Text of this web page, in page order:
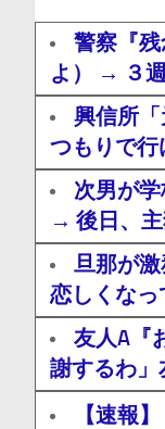
警察『
よ） → ３
興信所
つもりで行
次男が
→ 後日、
旦那が
恋しくなっ
友人A『
謝するわ」
【速報